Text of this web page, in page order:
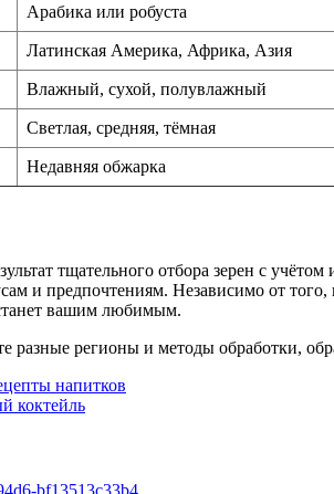
Арабика или робуста
Латинская Америка, Африка, Азия
Влажный, сухой, полувлажный
Светлая, средняя, тёмная
Недавняя обжарка
тщательного отбора зерен с
и предпочтениям. Независимо от
вашим любимым.
разные регионы и методы обработки,
напитков
коктейль